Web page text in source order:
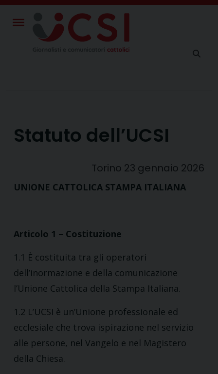
Skip
content
Statuto dell’UCSI
Torino 23 gennaio 2026
UNIONE CATTOLICA STAMPA ITALIANA
Articolo 1 – Costituzione
1.1 È costituita tra gli operatori
dell’inormazione e della comunicazione
l’Unione Cattolica della Stampa Italiana.
1.2 L’UCSI è un’Unione professionale ed
ecclesiale che trova ispirazione nel servizio
alle persone, nel Vangelo e nel Magistero
della Chiesa.